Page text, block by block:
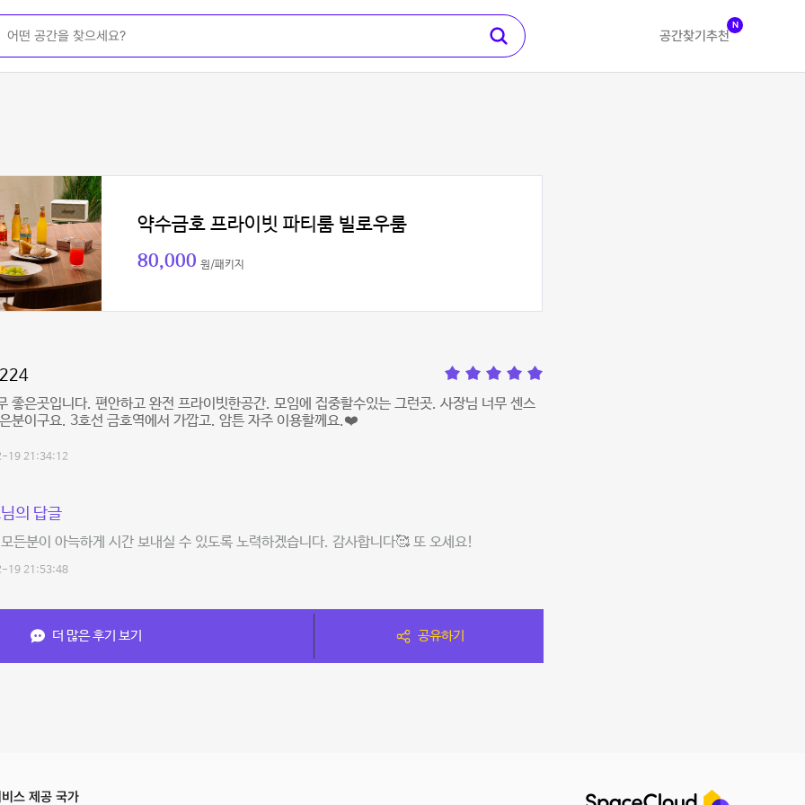
공간찾기 추천
N
약수금호 프라이빗 파티룸 빌로우룸
80,000 원/패키지
좋은곳입니다. 편안하고 완전 프라이빗한공간. 모임에 집중할수있는 그런곳. 사장님 너무 센스
분이구요. 3호선 금호역에서 가깝고. 암튼 자주 이용할께요.❤️
19 21:34:12
의 답글
든분이 아늑하게 시간 보내실 수 있도록 노력하겠습니다. 감사합니다🥰 또 오세요!
19 21:53:48
더 많은 후기 보기 공유하기
스 제공 국가